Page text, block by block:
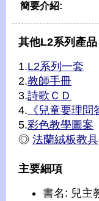
簡要介紹:
其他L2系列產品
1.L2系列一套
2.教師手冊
3.詩歌ＣＤ
4. 《兒童要理
5.彩色教學圖案
◎ 法蘭絨板教具
主要細項
書名: 兒主